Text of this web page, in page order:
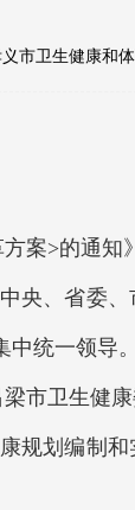
市卫生健康和
>的通知
央、省委
统一领导
卫生健
规划编制